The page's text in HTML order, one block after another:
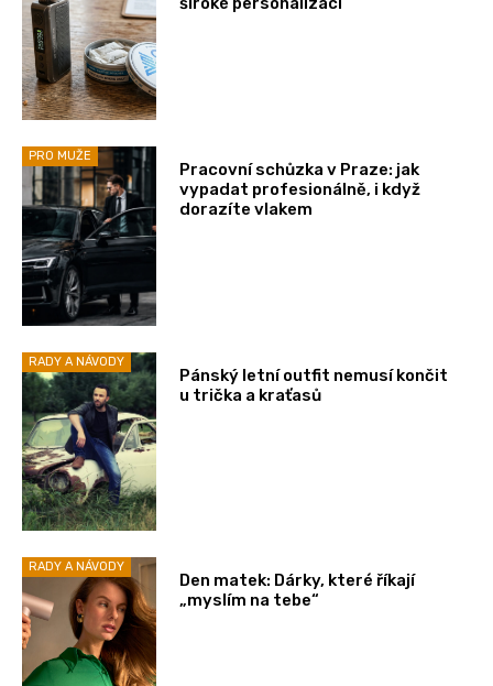
PRO MUŽE
Pracovní schůzka v Praze: jak
vypadat profesionálně, i když
dorazíte vlakem
RADY A NÁVODY
Pánský letní outfit nemusí končit
u trička a kraťasů
RADY A NÁVODY
Den matek: Dárky, které říkají
„myslím na tebe“